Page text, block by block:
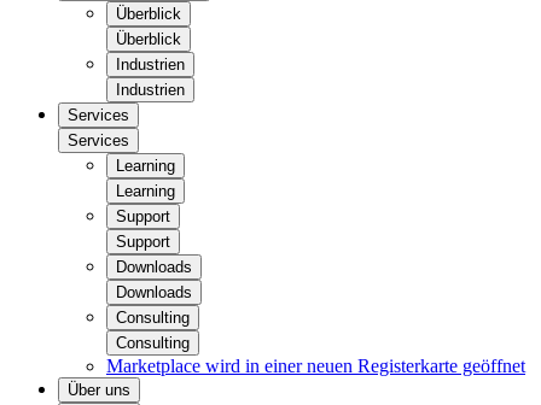
Überblick
Überblick
Industrien
Industrien
Services
Services
Learning
Learning
Support
Support
Downloads
Downloads
Consulting
Consulting
Marketplace wird in einer neuen Registerkarte geöffnet
Über uns